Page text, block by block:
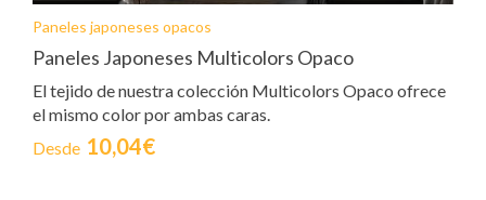
Paneles japoneses opacos
Paneles Japoneses Multicolors Opaco
El tejido de nuestra colección Multicolors Opaco ofrece
el mismo color por ambas caras.
Desde 10,04€